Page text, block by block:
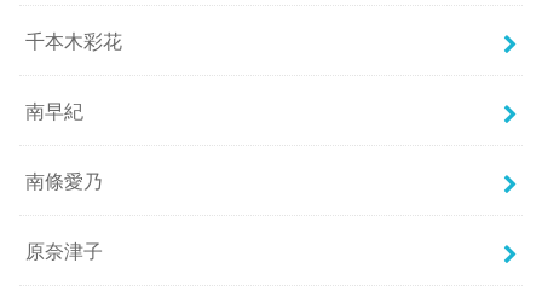
千本木彩花
南早紀
南條愛乃
原奈津子